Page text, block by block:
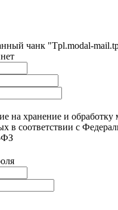
чанк "Tpl.modal-
на хранение и обработку
в соответствии с
ФЗ